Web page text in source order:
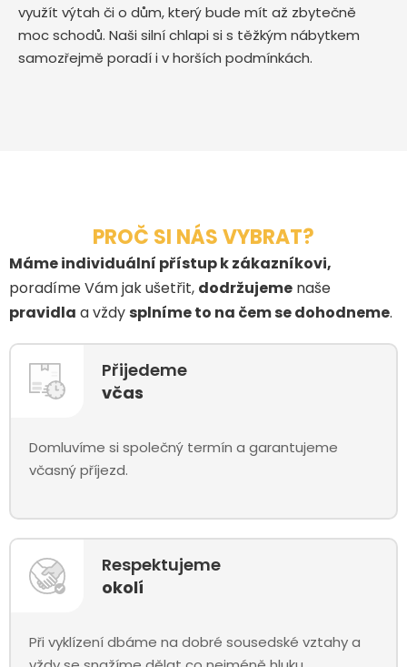
využít výtah či o dům, který bude mít až zbytečně
moc schodů. Naši silní chlapi si s těžkým nábytkem
samozřejmě poradí i v horších podmínkách.
PROČ SI NÁS VYBRAT?
Máme individuální přístup k zákazníkovi,
poradíme Vám jak ušetřit, dodržujeme naše
pravidla a vždy splníme to na čem se dohodneme.
Přijedeme
včas
Domluvíme si společný termín a garantujeme
včasný příjezd.
Respektujeme
okolí
Při vyklízení dbáme na dobré sousedské vztahy a